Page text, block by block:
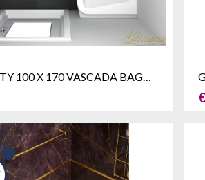
TRINITY 100 X 170 VASCADA BAGNO BOX DOCCIA